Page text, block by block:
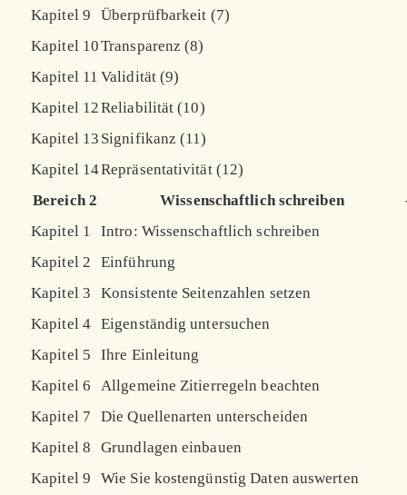
Kapitel 9
Überprüfbarkeit (7)
Kapitel 10Transparenz (8)
Kapitel 11 Validität (9)
Kapitel 12Reliabilität (10)
Kapitel 13 Signifikanz (11)
Kapitel 14Repräsentativität (12)
Bereich 2
Wissenschaftlich schreiben
Kapitel 1
Intro: Wissenschaftlich schreiben
Kapitel 2
Einführung
Kapitel 3
Konsistente Seitenzahlen setzen
Kapitel 4 Eigenständig untersuchen
Kapitel 5
Ihre Einleitung
Kapitel 6
Allgemeine Zitierregeln beachten
Kapitel 7
Die Quellenarten unterscheiden
Kapitel 8
Grundlagen einbauen
Kapitel 9
Wie Sie kostengünstig Daten auswerten